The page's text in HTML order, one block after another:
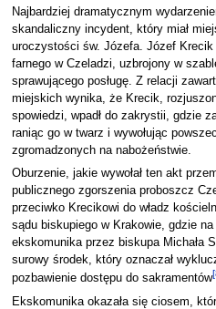
Najbardziej dramatycznym
skandaliczny incydent, który miał
uroczystości św. Józefa. Józef Krecik
farnego w Czeladzi, uzbrojony w
sprawującego posługę. Z relacji
miejskich wynika, że Krecik,
spowiedzi, wpadł do zakrystii, gdzie
raniąc go w twarz i wywołując
zgromadzonych na nabożeństwie.
Oburzenie, jakie wywołał ten akt
publicznego zgorszenia proboszcz
przeciwko Krecikowi do władz
sądu biskupiego w Krakowie, gdzie
ekskomunika przez biskupa Michała
surowy środek, który oznaczał
pozbawienie dostępu do sakramentów[
Ekskomunika okazała się ciosem,